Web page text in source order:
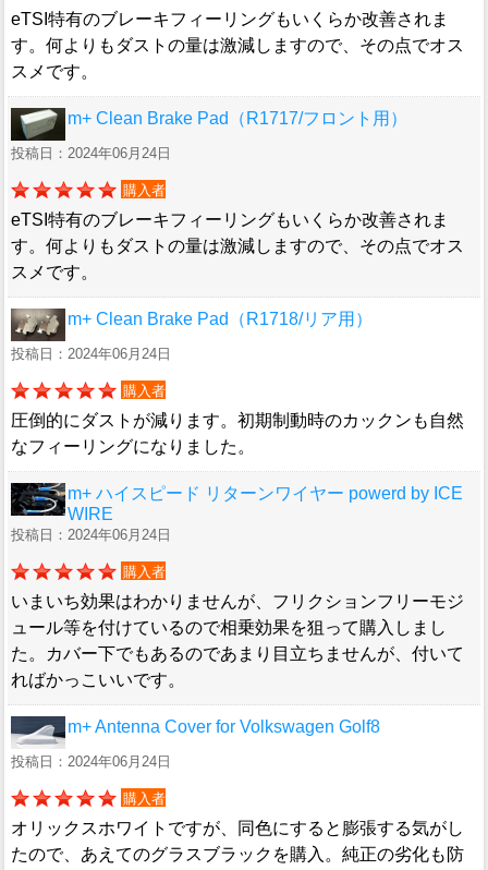
eTSI特有のブレーキフィーリングもいくらか改善されま
す。何よりもダストの量は激減しますので、その点でオス
スメです。
m+ Clean Brake Pad（R1717/フロント用）
投稿日：2024年06月24日
購入者
eTSI特有のブレーキフィーリングもいくらか改善されま
す。何よりもダストの量は激減しますので、その点でオス
スメです。
m+ Clean Brake Pad（R1718/リア用）
投稿日：2024年06月24日
購入者
圧倒的にダストが減ります。初期制動時のカックンも自然
なフィーリングになりました。
m+ ハイスピード リターンワイヤー powerd by ICE
WIRE
投稿日：2024年06月24日
購入者
いまいち効果はわかりませんが、フリクションフリーモジ
ュール等を付けているので相乗効果を狙って購入しまし
た。カバー下でもあるのであまり目立ちませんが、付いて
ればかっこいいです。
m+ Antenna Cover for Volkswagen Golf8
投稿日：2024年06月24日
購入者
オリックスホワイトですが、同色にすると膨張する気がし
たので、あえてのグラスブラックを購入。純正の劣化も防